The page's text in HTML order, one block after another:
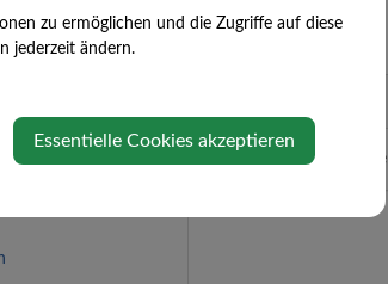
Uhr
Gesunde Gemeinde
zu ermöglichen und die Zugriffe auf diese
jederzeit ändern.
Essentielle Cookies akzeptieren